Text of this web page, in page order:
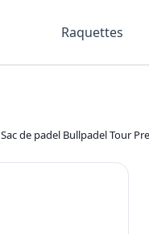
Raquettes
Sac de padel Bullpadel Tour